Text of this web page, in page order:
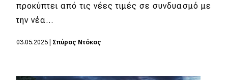
προκύπτει από τις νέες τιμές σε συνδυασμό με
την νέα…
03.05.2025 Σπύρος Ντόκος